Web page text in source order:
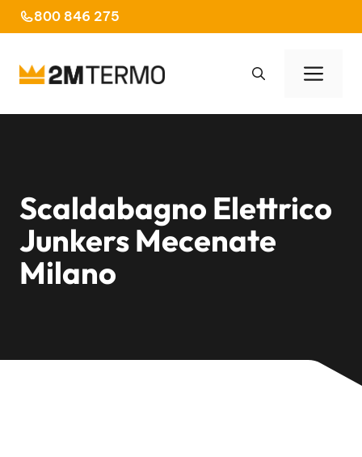
al
800 846 275
Scaldabagno Elettrico
Junkers Mecenate
Milano